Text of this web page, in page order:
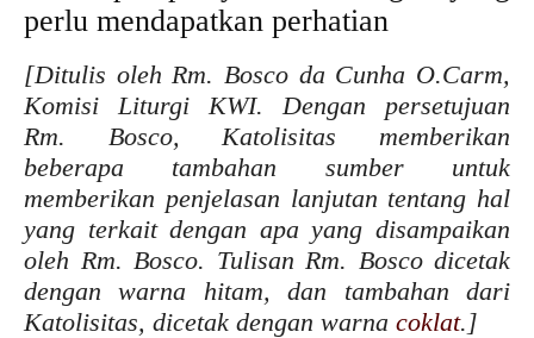
perlu mendapatkan perhatian
[Ditulis oleh Rm. Bosco da Cunha O.Carm,
Komisi Liturgi KWI. Dengan persetujuan
Rm. Bosco, Katolisitas memberikan
beberapa tambahan sumber untuk
memberikan penjelasan lanjutan tentang hal
yang terkait dengan apa yang disampaikan
oleh Rm. Bosco. Tulisan Rm. Bosco dicetak
dengan warna hitam, dan tambahan dari
Katolisitas, dicetak dengan warna coklat.]